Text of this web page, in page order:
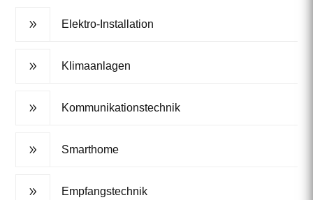
9 Elektro-Installation
9 Klimaanlagen
9 Kommunikationstechnik
9 Smarthome
9 Empfangstechnik